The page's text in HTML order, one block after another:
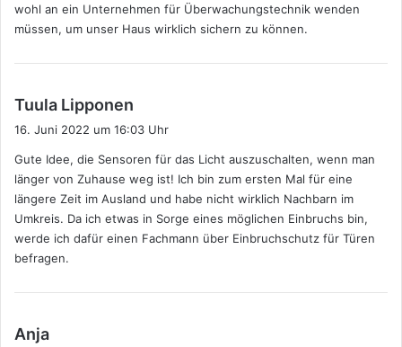
wohl an ein Unternehmen für Überwachungstechnik wenden
müssen, um unser Haus wirklich sichern zu können.
Tuula Lipponen
t
:
16. Juni 2022 um 16:03 Uhr
Gute Idee, die Sensoren für das Licht auszuschalten, wenn man
länger von Zuhause weg ist! Ich bin zum ersten Mal für eine
längere Zeit im Ausland und habe nicht wirklich Nachbarn im
Umkreis. Da ich etwas in Sorge eines möglichen Einbruchs bin,
werde ich dafür einen Fachmann über Einbruchschutz für Türen
befragen.
Anja